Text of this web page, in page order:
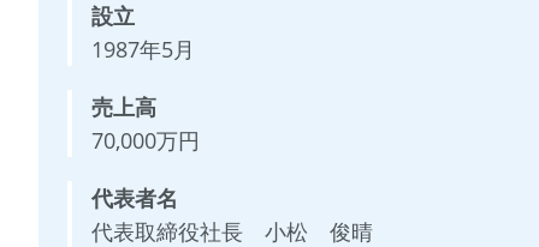
設立
1987年5月
売上高
70,000万円
代表者名
代表取締役社長 小松 俊晴